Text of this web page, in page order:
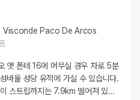
Visconde Paco De Arcos
앳 폰테 16에 머무실 경우 차로 5분
바울 성당 유적에 가실 수 있습니다.
스트립까지는 7.9km 떨어져 있…